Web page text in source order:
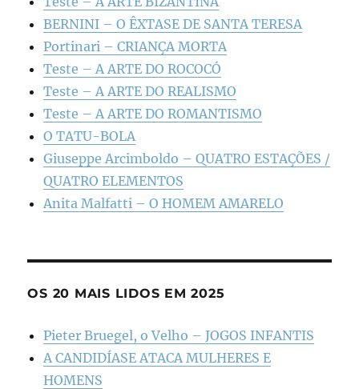
BERNINI – O ÊXTASE DE SANTA TERESA
Portinari – CRIANÇA MORTA
Teste – A ARTE DO ROCOCÓ
Teste – A ARTE DO REALISMO
Teste – A ARTE DO ROMANTISMO
O TATU-BOLA
Giuseppe Arcimboldo – QUATRO ESTAÇÕES /
QUATRO ELEMENTOS
Anita Malfatti – O HOMEM AMARELO
OS 20 MAIS LIDOS EM 2025
Pieter Bruegel, o Velho – JOGOS INFANTIS
A CANDIDÍASE ATACA MULHERES E
HOMENS